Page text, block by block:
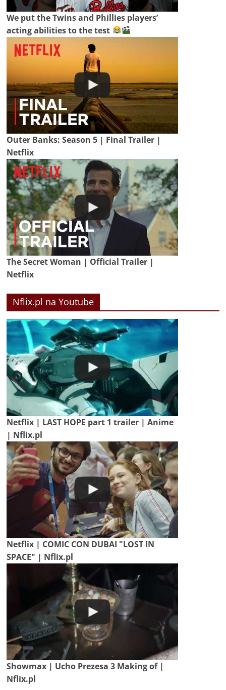
We put the Twins and Phillies players’
acting abilities to the test
Outer Banks: Season 5 | Final Trailer |
Netflix
The Secret Woman | Official Trailer |
Netflix
Nflix.pl na Youtube
Netflix | LAST HOPE part 1 trailer | Anime
| Nflix.pl
Netflix | COMIC CON DUBAI "LOST IN
SPACE" | Nflix.pl
Showmax | Ucho Prezesa 3 Making of |
Nflix.pl